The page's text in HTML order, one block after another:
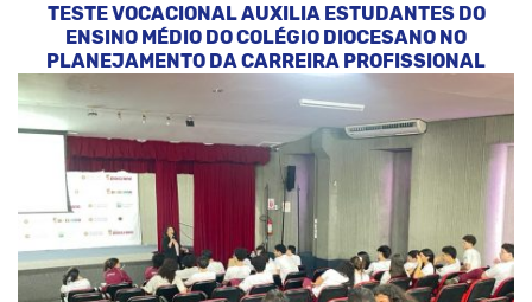
TESTE VOCACIONAL AUXILIA ESTUDANTES DO
ENSINO MÉDIO DO COLÉGIO DIOCESANO NO
PLANEJAMENTO DA CARREIRA PROFISSIONAL